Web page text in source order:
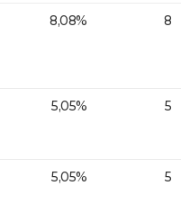
8,08% 8
5,05% 5
5,05% 5